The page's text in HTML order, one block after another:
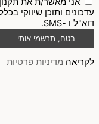
עדכונים ותוכן שיווקי
דוא"ל ו -SMS.
בטח, תרשמי אותי
לקריאה מדיניות פרטיות